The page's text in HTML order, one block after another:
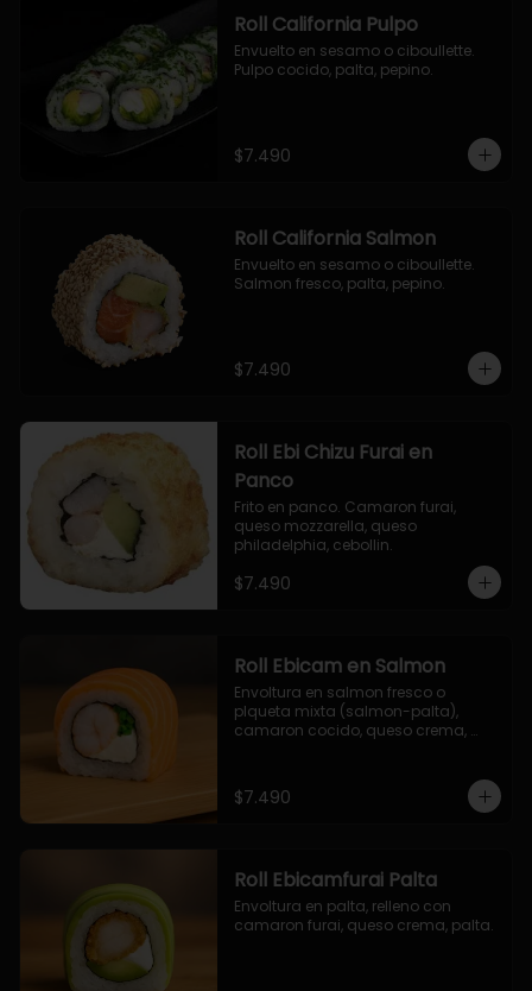
Roll California Pulpo
Envuelto en sesamo o ciboullette.
Pulpo cocido, palta, pepino.
$7.490
Roll California Salmon
Envuelto en sesamo o ciboullette.
Salmon fresco, palta, pepino.
$7.490
Roll Ebi Chizu Furai en
Panco
Frito en panco. Camaron furai,
queso mozzarella, queso
philadelphia, cebollin.
$7.490
Roll Ebicam en Salmon
Envoltura en salmon fresco o
plqueta mixta (salmon-palta),
camaron cocido, queso crema,
$7.490
Roll Ebicamfurai Palta
Envoltura en palta, relleno con
camaron furai, queso crema, palta.